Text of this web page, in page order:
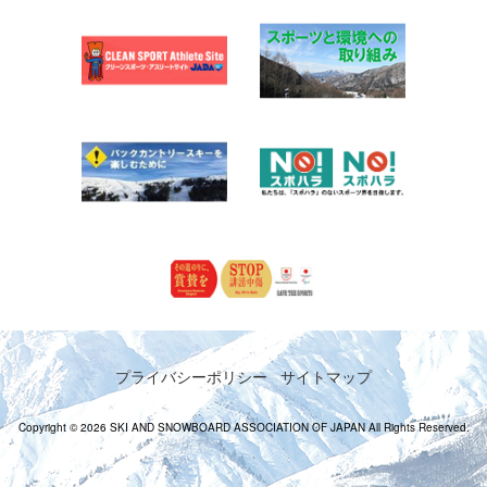
プライバシーポリシー サイトマップ
Copyright © 2026 SKI AND SNOWBOARD ASSOCIATION OF JAPAN All Rights Reserved.